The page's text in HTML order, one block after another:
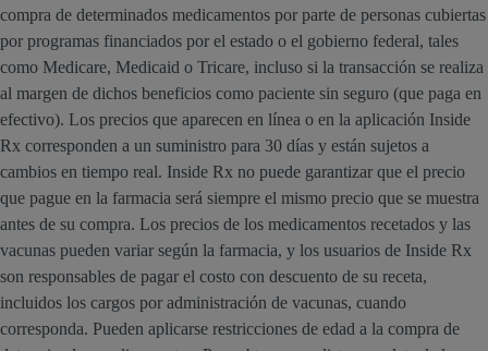
compra de determinados medicamentos por parte de personas cubiertas
por programas financiados por el estado o el gobierno federal, tales
como Medicare, Medicaid o Tricare, incluso si la transacción se realiza
al margen de dichos beneficios como paciente sin seguro (que paga en
efectivo). Los precios que aparecen en línea o en la aplicación Inside
Rx corresponden a un suministro para 30 días y están sujetos a
cambios en tiempo real. Inside Rx no puede garantizar que el precio
que pague en la farmacia será siempre el mismo precio que se muestra
antes de su compra. Los precios de los medicamentos recetados y las
vacunas pueden variar según la farmacia, y los usuarios de Inside Rx
son responsables de pagar el costo con descuento de su receta,
incluidos los cargos por administración de vacunas, cuando
corresponda. Pueden aplicarse restricciones de edad a la compra de